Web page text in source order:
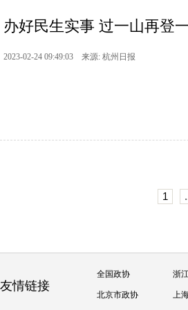
办好民生实事 过一山再登
2023-02-24 09:49:03 来源: 杭州日报
1
友情链接
全国政协 浙
北京市政协 上